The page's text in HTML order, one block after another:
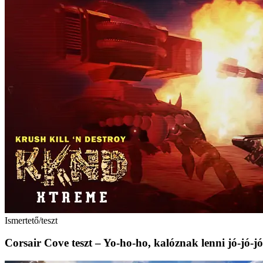
Ismertető/teszt
Corsair Cove teszt – Yo-ho-ho, kalóznak lenni jó-jó-